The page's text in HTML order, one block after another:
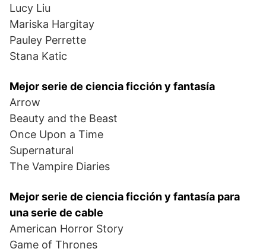
Lucy Liu
Mariska Hargitay
Pauley Perrette
Stana Katic
Mejor serie de ciencia ficción y fantasía
Arrow
Beauty and the Beast
Once Upon a Time
Supernatural
The Vampire Diaries
Mejor serie de ciencia ficción y fantasía para
una serie de cable
American Horror Story
Game of Thrones